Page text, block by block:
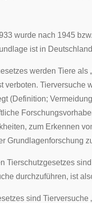
wurde nach 1945
ist in
werden Tiere als
verboten.
(Definition;
zum Erkennen
Grundlagenforschung
Tierschutzgesetzes
durchzuführen, ist
sind Tierversuche